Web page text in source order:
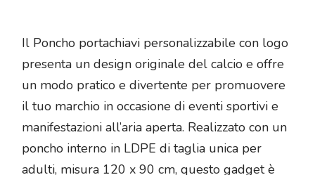
Il Poncho portachiavi personalizzabile con logo
presenta un design originale del calcio e offre
un modo pratico e divertente per promuovere
il tuo marchio in occasione di eventi sportivi e
manifestazioni all’aria aperta. Realizzato con un
poncho interno in LDPE di taglia unica per
adulti, misura 120 x 90 cm, questo gadget è